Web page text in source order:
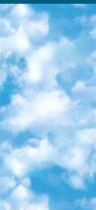
популярные статьи. Редакторы придумывают лишь заголовки, в остальном содержание переводов соответствует оригиналам. Полные тексты можно читать прямо в социальной сети. 8. InternetUrok Онлайн-база материалов по основным дисциплинам школьной программы. Информация на сайте структурирована по классам, предметам и темам (урокам). Каждый урок состоит из видеолекций и конспектов. Есть также интерактивные тренажёры и тесты для закрепления пройденного материала. Даже если вы давно окончили школу, возможность повторить программу старших классов всегда может пригодиться. 9. Edutainme Ещё один ресурс об образовании. В отличие от Newtonew, как мне кажется, Edutainme больше ориентируется на представителей индустрии: педагогов, предпринимателей, разработчиков образовательных проектов. Но и любой, кто просто стремится к саморазвитию, найдёт на сайте много полезного и интересного для себя. Например, информацию о новых курсах и образовательных сервисах. 10. Newtonew Онлайн-медиа об образовании и обучении в широком смысле. Авторы Newtonew пишут об инструментах, заведениях, тактиках и стратегиях, которые помогают учить других и получать новые знания самостоятельно. На этой площадке вы найдёте новости, обзоры, аналитические мат